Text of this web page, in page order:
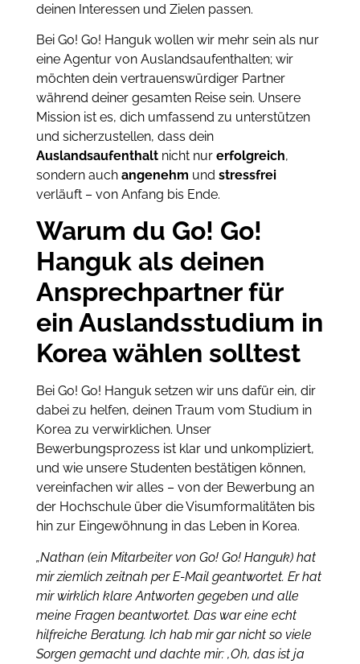
deinen Interessen und Zielen passen.
Bei Go! Go! Hanguk wollen wir mehr sein als nur
eine Agentur von Auslandsaufenthalten; wir
möchten dein vertrauenswürdiger Partner
während deiner gesamten Reise sein. Unsere
Mission ist es, dich umfassend zu unterstützen
und sicherzustellen, dass dein
Auslandsaufenthaltnicht nur erfolgreich,
sondern auch angenehm und stressfrei
verläuft – von Anfang bis Ende.
Warum du Go! Go!
Hanguk als deinen
Ansprechpartner für
ein Auslandsstudium in
Korea wählen solltest
Bei Go! Go! Hanguk setzen wir uns dafür ein, dir
dabei zu helfen, deinen Traum vom Studium in
Korea zu verwirklichen. Unser
Bewerbungsprozess ist klar und unkompliziert,
und wie unsere Studenten bestätigen können,
vereinfachen wir alles – von der Bewerbung an
der Hochschule über die Visumformalitäten bis
hin zur Eingewöhnung in das Leben in Korea.
„Nathan (ein Mitarbeiter von Go! Go! Hanguk) hat
mir ziemlich zeitnah per E-Mail geantwortet. Er hat
mir wirklich klare Antworten gegeben und alle
meine Fragen beantwortet. Das war eine echt
hilfreiche Beratung. Ich hab mir gar nicht so viele
Sorgen gemacht und dachte mir: ‚Oh, das ist ja